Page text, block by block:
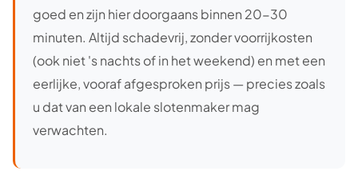
goed en zijn hier doorgaans binnen 20-30
minuten. Altijd schadevrij, zonder voorrijkosten
(ook niet 's nachts of in het weekend) en met een
eerlijke, vooraf afgesproken prijs — precies zoals
u dat van een lokale slotenmaker mag
verwachten.